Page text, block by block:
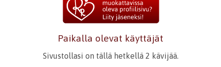
Paikalla olevat käyttäjät
Sivustollasi on tällä hetkellä 2 kävijää.